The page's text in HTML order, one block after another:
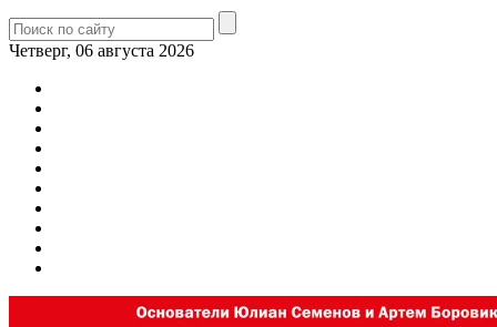
Четверг, 06 августа 2026